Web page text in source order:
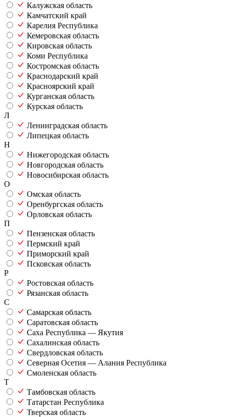
Калужская область
Камчатский край
Карелия Республика
Кемеровская область
Кировская область
Коми Республика
Костромская область
Краснодарский край
Красноярский край
Курганская область
Курская область
Л
Ленинградская область
Липецкая область
Н
Нижегородская область
Новгородская область
Новосибирская область
О
Омская область
Оренбургская область
Орловская область
П
Пензенская область
Пермский край
Приморский край
Псковская область
Р
Ростовская область
Рязанская область
С
Самарская область
Саратовская область
Саха Республика — Якутия
Сахалинская область
Свердловская область
Северная Осетия — Алания Республика
Смоленская область
Т
Тамбовская область
Татарстан Республика
Тверская область